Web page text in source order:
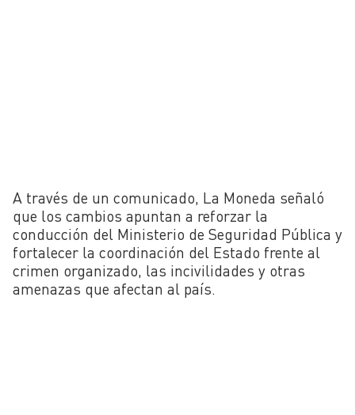
A través de un comunicado, La Moneda señaló
que los cambios apuntan a reforzar la
conducción del Ministerio de Seguridad Pública y
fortalecer la coordinación del Estado frente al
crimen organizado, las incivilidades y otras
amenazas que afectan al país.